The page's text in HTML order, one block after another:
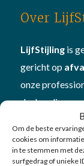
Om de beste
cookies om
in te stemmen met
surfgedrag of unieke
Over
LijfStijlingis
gericht op
onze
deskundige
om beter in
eenvitamine-
hoe je inbalans